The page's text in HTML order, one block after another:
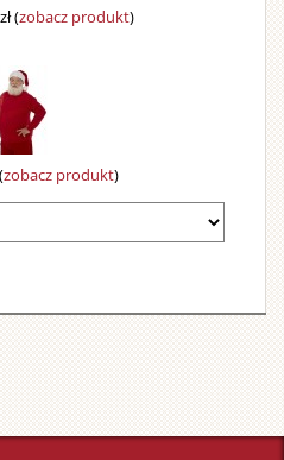
(zobacz produkt)
(zobacz produkt)